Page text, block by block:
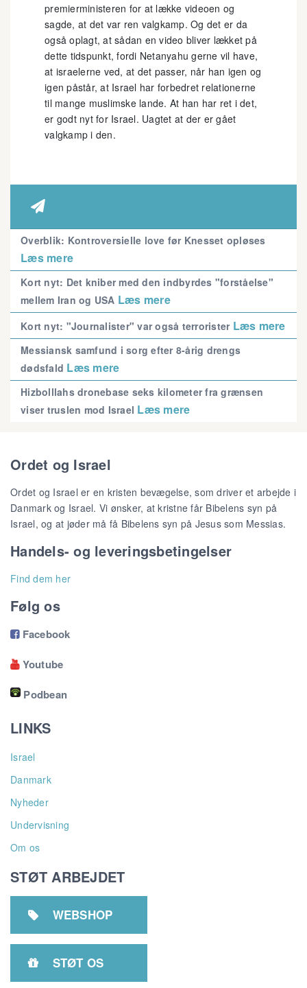
premierministeren for at lække videoen og
sagde, at det var ren valgkamp. Og det er da
også oplagt, at sådan en video bliver lækket på
dette tidspunkt, fordi Netanyahu gerne vil have,
at israelerne ved, at det passer, når han igen og
igen påstår, at Israel har forbedret relationerne
til mange muslimske lande. At han har ret i det,
er godt nyt for Israel. Uagtet at der er gået
valgkamp i den.

Overblik: Kontroversielle love før Knesset opløses
Læs mere
Kort nyt: Det kniber med den indbyrdes "forståelse"
mellem Iran og USA Læs mere
Kort nyt: "Journalister" var også terrorister Læs mere
Messiansk samfund i sorg efter 8-årig drengs
dødsfald Læs mere
Hizbolllahs dronebase seks kilometer fra grænsen
viser truslen mod Israel Læs mere
Ordet og Israel
Ordet og Israel er en kristen bevægelse, som driver et arbejde i
Danmark og Israel. Vi ønsker, at kristne får Bibelens syn på
Israel, og at jøder må få Bibelens syn på Jesus som Messias.
Handels- og leveringsbetingelser
Find dem her
Følg os
Facebook
Youtube
Podbean
LINKS
Israel
Danmark
Nyheder
Undervisning
Om os
STØT ARBEJDET
 WEBSHOP
 STØT OS